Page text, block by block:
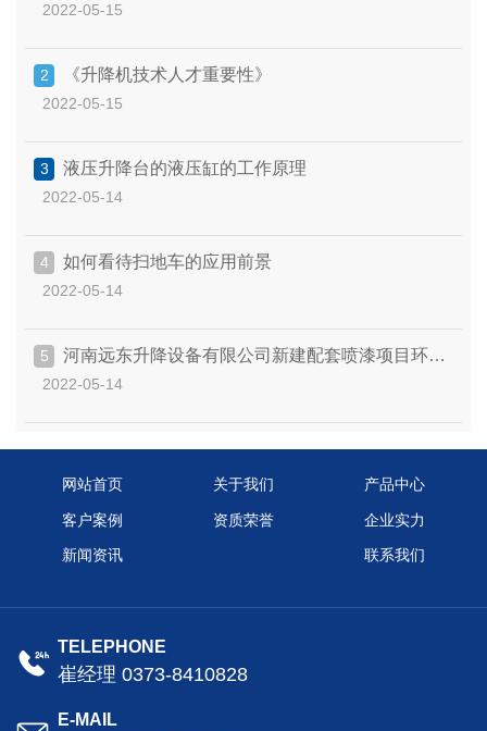
2022-05-15
2 《升降机技术人才重要性》
2022-05-15
3 液压升降台的液压缸的工作原理
2022-05-14
4 如何看待扫地车的应用前景
2022-05-14
5
河南远东升降设备有限公司新建配套喷漆项目环境
保护
2022-05-14
网站首页 关于我们 产品中心
客户案例 资质荣誉 企业实力
新闻资讯 联系我们
TELEPHONE
崔经理 0373-8410828
E-MAIL